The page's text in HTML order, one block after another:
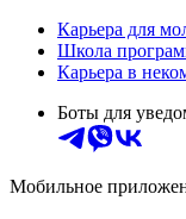
Карьера для
Школа
Карьера в
Боты для
Мобильное